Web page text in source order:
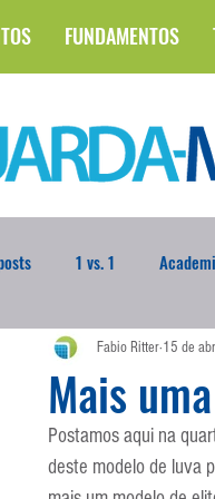
FUNDAMENTOS
1 vs. 1
Blogoleiro da
Copa do Mundo
Mais
Fabio Ritter 15 de
Postamos aqui na
deste modelo de luva